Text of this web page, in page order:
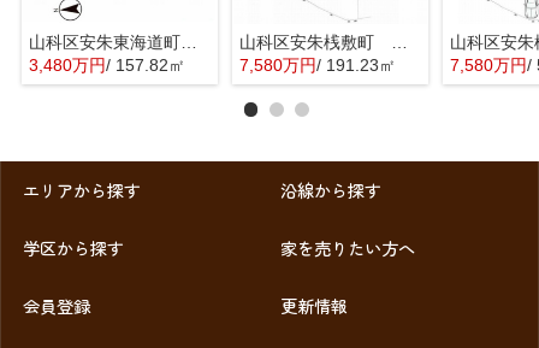
山科区安朱東海道町 売地
3,480万円/ 157.82㎡
7,580万円/ 191.23㎡ 7,580万円/
エリアから探す 沿線から探す
学区から探す 家を売りたい方へ
会員登録 更新情報